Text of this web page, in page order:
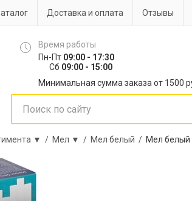
Доставка и оплата Отзывы
Время работы
Пн-Пт 09:00 - 17:30
Сб 09:00 - 15:00
Минимальная сумма заказа от 1500
▼ / Мел ▼ / Мел белый / Мел